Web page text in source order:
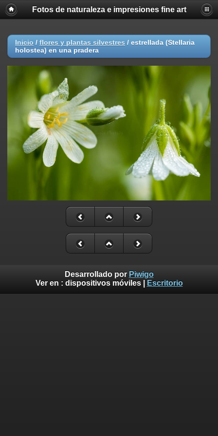
Fotos de naturaleza e impresiones fine art
Inicio / flores y plantas silvestres / estrellada (Stellaria
holostea) en una pradera
Desarrollado por Piwigo
Ver en : dispositivos móviles| Escritorio